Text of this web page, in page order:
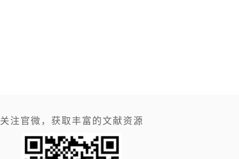
关注官微，获取丰富的文献资源